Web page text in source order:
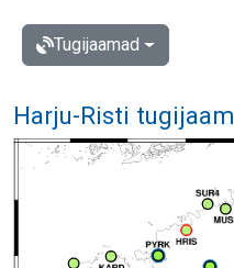
Tugijaamad
Harju-Risti tugijaam